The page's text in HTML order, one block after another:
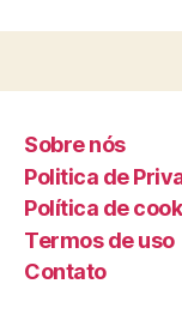
Sobre nós
Politica de
Política de
Termos de uso
Contato